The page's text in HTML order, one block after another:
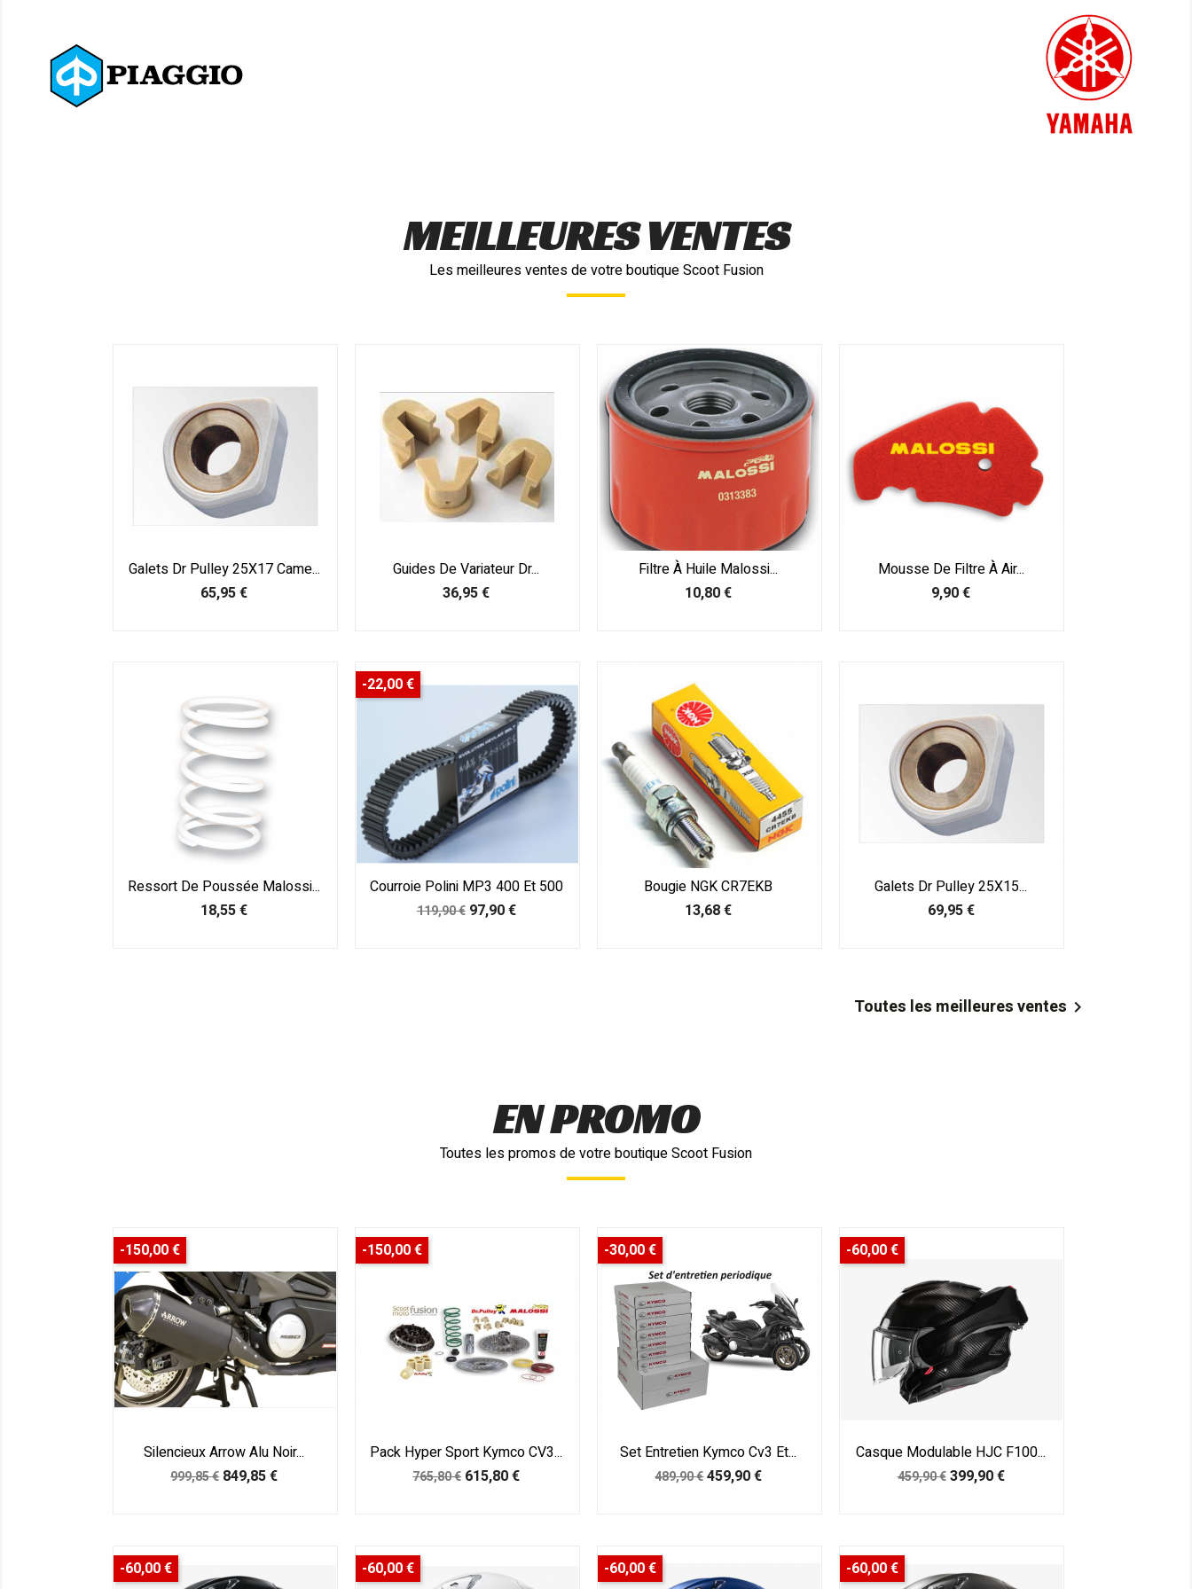
MEILLEURES VENTES
Les meilleures ventes de votre boutique Scoot Fusion
Galets Dr Pulley 25X17 Came...
Prix
65,95 €
Guides De Variateur Dr...
Prix
36,95 €
Filtre À Huile Malossi...
Prix
10,80 €
Mousse De Filtre À Air...
Prix
9,90 €
Ressort De Poussée Malossi...
Prix
18,55 €
Courroie Polini MP3 400 Et 500
Prix
119,90 € Prix
97,90 €
-22,00 €
Bougie NGK CR7EKB
Prix
13,68 €
Galets Dr Pulley 25X15...
Prix
69,95 €
Toutes les meilleures ventes 
EN PROMO
Toutes les promos de votre boutique Scoot Fusion
Silencieux Arrow Alu Noir...
Prix
999,85 € Prix
849,85 €
-150,00 €
Pack Hyper Sport Kymco CV3...
Prix
765,80 € Prix
615,80 €
-150,00 €
Set Entretien Kymco Cv3 Et...
Prix
489,90 €Prix
459,90 €
-30,00 €
Casque Modulable HJC F100...
Prix
459,90 € Prix
399,90 €
-60,00 €
-60,00 € -60,00 € -60,00 € -60,00 €